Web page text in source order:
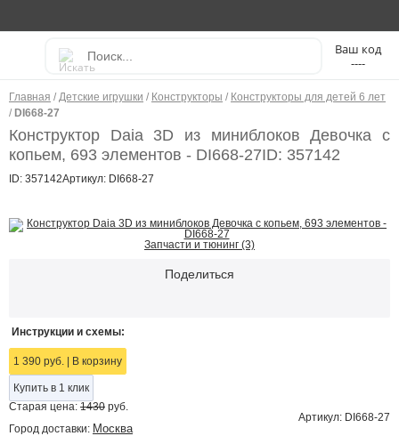
----
Главная / Детские игрушки / Конструкторы / Конструкторы для детей 6 лет
/ DI668-27
Конструктор Daia 3D из миниблоков Девочка с
копьем, 693 элементов - DI668-27ID: 357142
ID: 357142Артикул: DI668-27
Запчасти и тюнинг (3)
Поделиться
Инструкции и схемы:
1 390 руб. В корзину
Купить в 1 клик
Старая цена: 1430 руб.
Артикул: DI668-27
Город доставки: Москва